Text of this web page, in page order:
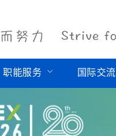
职能服务 国际交流